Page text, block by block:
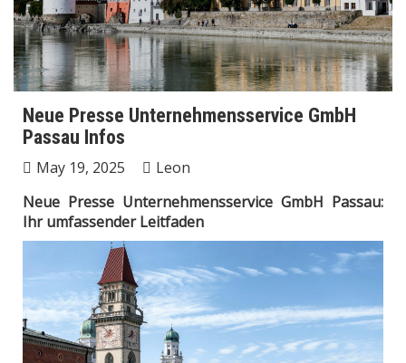
Neue Presse Unternehmensservice GmbH
Passau Infos
May 19, 2025
Leon
Neue Presse Unternehmensservice GmbH Passau:
Ihr umfassender Leitfaden